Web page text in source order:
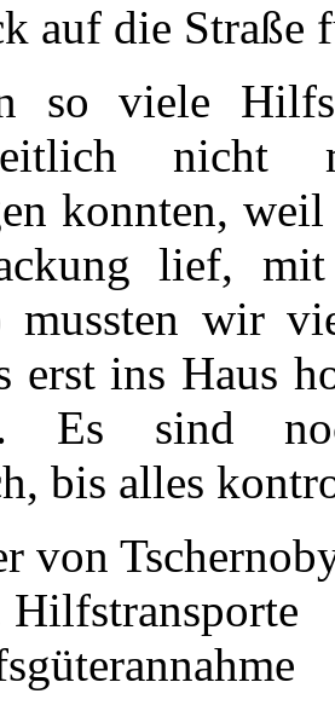
auf die Straße
so viele
nicht
konnten,
lief,
mussten wir
erst ins Haus
Es sind
bis alles